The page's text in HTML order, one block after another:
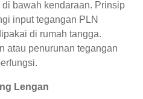
bawah kendaraan. Prinsip
input tegangan PLN
di rumah tangga.
atau penurunan tegangan
Lengan